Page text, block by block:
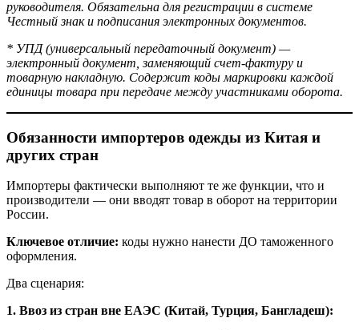
руководителя. Обязательна для регистрации в системе
Честный знак и подписания электронных документов.
* УПД (универсальный передаточный документ) —
электронный документ, заменяющий счет-фактуру и
товарную накладную. Содержит коды маркировки каждой
единицы товара при передаче между участниками оборота.
Обязанности импортеров одежды из Китая и
других стран
Импортеры фактически выполняют те же функции, что и
производители — они вводят товар в оборот на территории
России.
Ключевое отличие: коды нужно нанести ДО таможенного
оформления.
Два сценария:
1. Ввоз из стран вне ЕАЭС (Китай, Турция, Бангладеш):